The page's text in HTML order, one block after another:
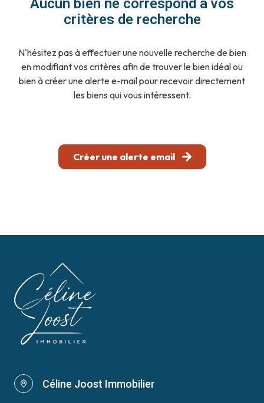
contact
Aucun bien ne correspond à vos
critères de recherche
N'hésitez pas à effectuer une nouvelle recherche de bien
en modifiant vos critères afin de trouver le bien idéal ou
bien à créer une alerte e-mail pour recevoir directement
les biens qui vous intéressent.
Créer une alerte email
Céline Joost Immobilier